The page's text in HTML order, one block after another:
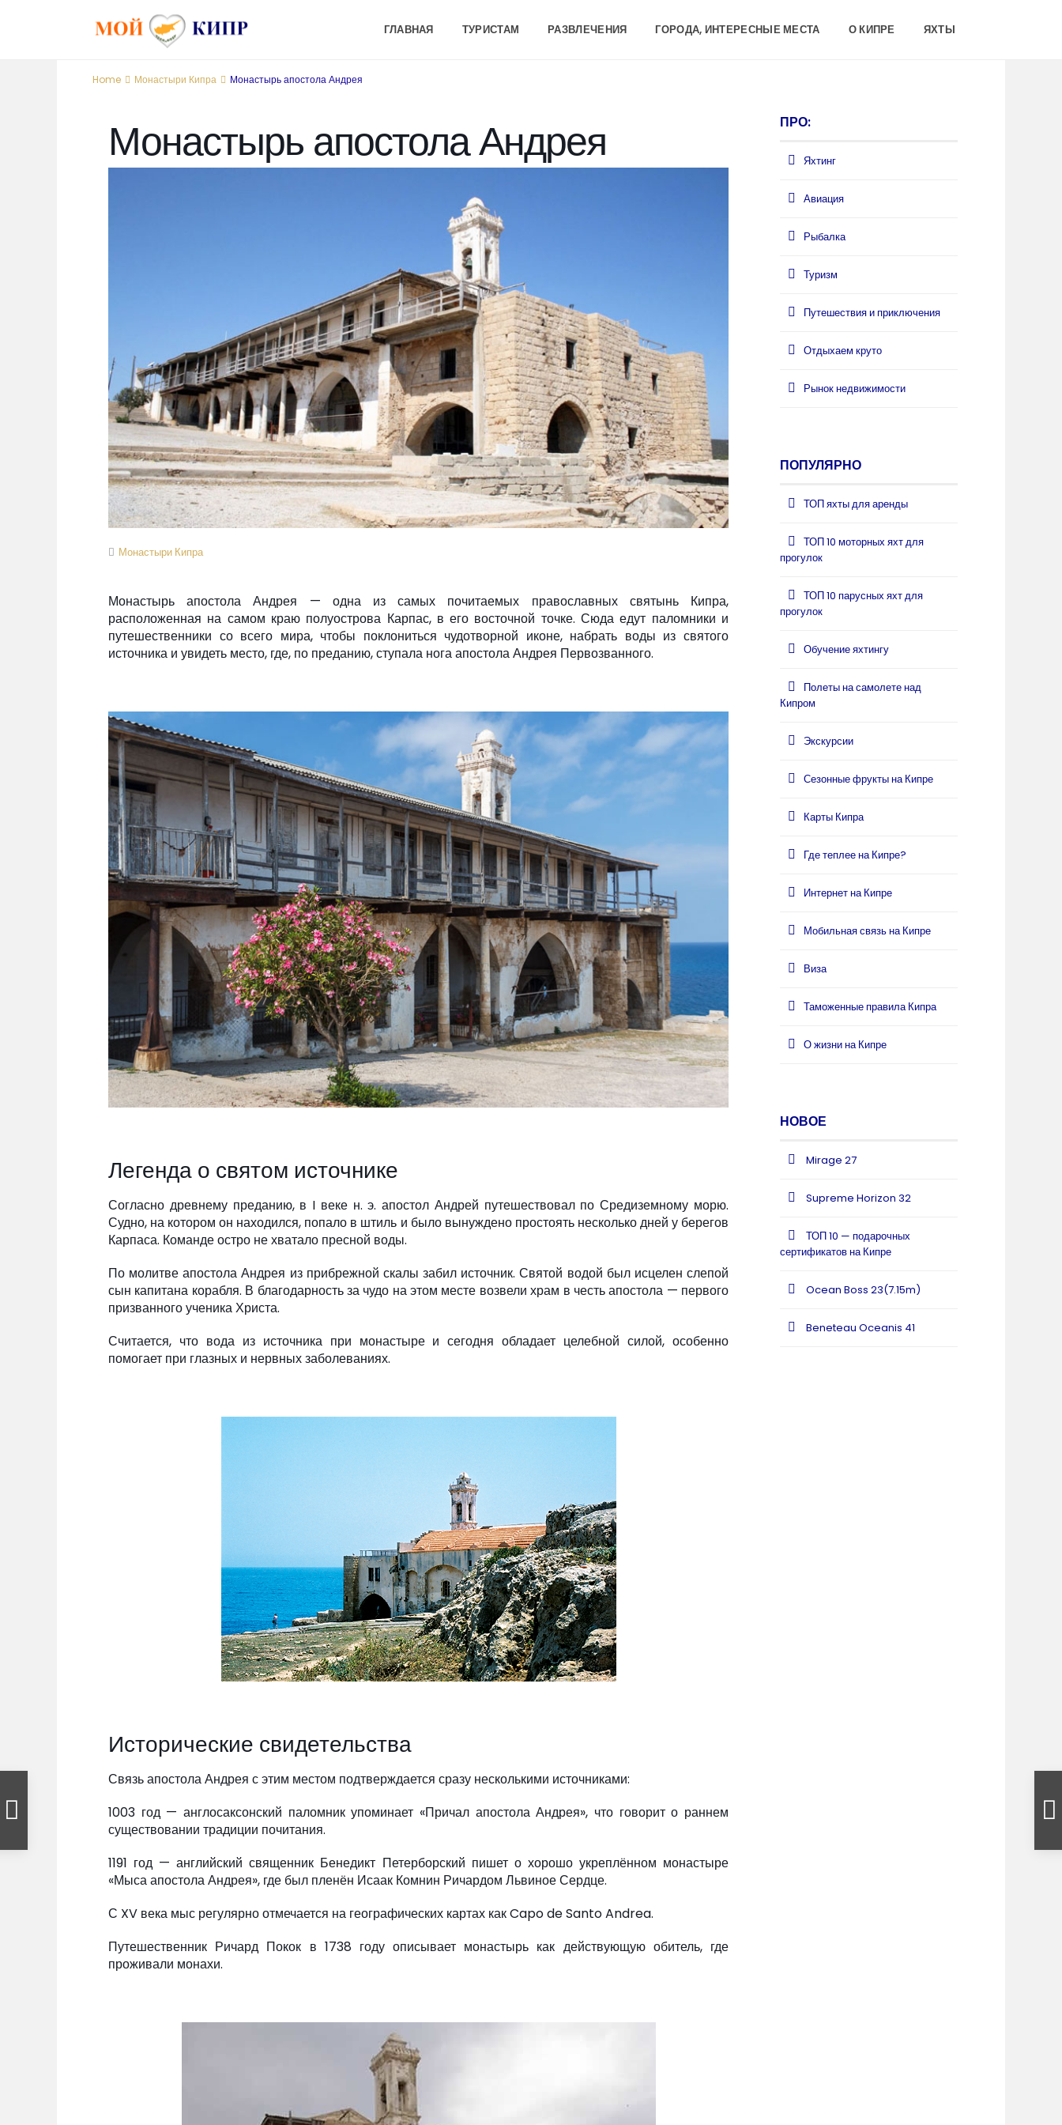
ГЛАВНАЯ ТУРИСТАМ РАЗВЛЕЧЕНИЯ ГОРОДА, ИНТЕРЕСНЫЕ МЕСТА О КИПРЕ ЯХТЫ
Home Монастыри Кипра Монастырь апостола Андрея
Монастырь апостола Андрея
Монастыри Кипра
Монастырь апостола Андрея — одна из самых почитаемых православных святынь Кипра,
расположенная на самом краю полуострова Карпас, в его восточной точке. Сюда едут паломники и
путешественники со всего мира, чтобы поклониться чудотворной иконе, набрать воды из святого
источника и увидеть место, где, по преданию, ступала нога апостола Андрея Первозванного.
Легенда о святом источнике
Согласно древнему преданию, в I веке н. э. апостол Андрей путешествовал по Средиземному морю.
Судно, на котором он находился, попало в штиль и было вынуждено простоять несколько дней у берегов
Карпаса. Команде остро не хватало пресной воды.
По молитве апостола Андрея из прибрежной скалы забил источник. Святой водой был исцелен слепой
сын капитана корабля. В благодарность за чудо на этом месте возвели храм в честь апостола — первого
призванного ученика Христа.
Считается, что вода из источника при монастыре и сегодня обладает целебной силой, особенно
помогает при глазных и нервных заболеваниях.
Исторические свидетельства
Связь апостола Андрея с этим местом подтверждается сразу несколькими источниками:
1003 год — англосаксонский паломник упоминает «Причал апостола Андрея», что говорит о раннем
существовании традиции почитания.
1191 год — английский священник Бенедикт Петерборский пишет о хорошо укреплённом монастыре
«Мыса апостола Андрея», где был пленён Исаак Комнин Ричардом Львиное Сердце.
С XV века мыс регулярно отмечается на географических картах как Capo de Santo Andrea.
Путешественник Ричард Покок в 1738 году описывает монастырь как действующую обитель, где
проживали монахи.
ПРО:
Яхтинг
Авиация
Рыбалка
Туризм
Путешествия и приключения
Отдыхаем круто
Рынок недвижимости
ПОПУЛЯРНО
ТОП яхты для аренды
ТОП 10 моторных яхт для
прогулок
ТОП 10 парусных яхт для
прогулок
Обучение яхтингу
Полеты на самолете над
Кипром
Экскурсии
Сезонные фрукты на Кипре
Карты Кипра
Где теплее на Кипре?
Интернет на Кипре
Мобильная связь на Кипре
Виза
Таможенные правила Кипра
О жизни на Кипре
НОВОЕ
Mirage 27
Supreme Horizon 32
ТОП 10 — подарочных
сертификатов на Кипре
Ocean Boss 23(7.15m)
Beneteau Oceanis 41